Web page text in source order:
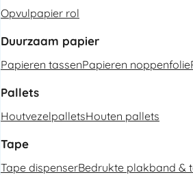
Opvulpapier rol
Duurzaam papier
Papieren tassenPapieren noppenfolie
Pallets
HoutvezelpalletsHouten pallets
Tape
Tape dispenserBedrukte plakband &